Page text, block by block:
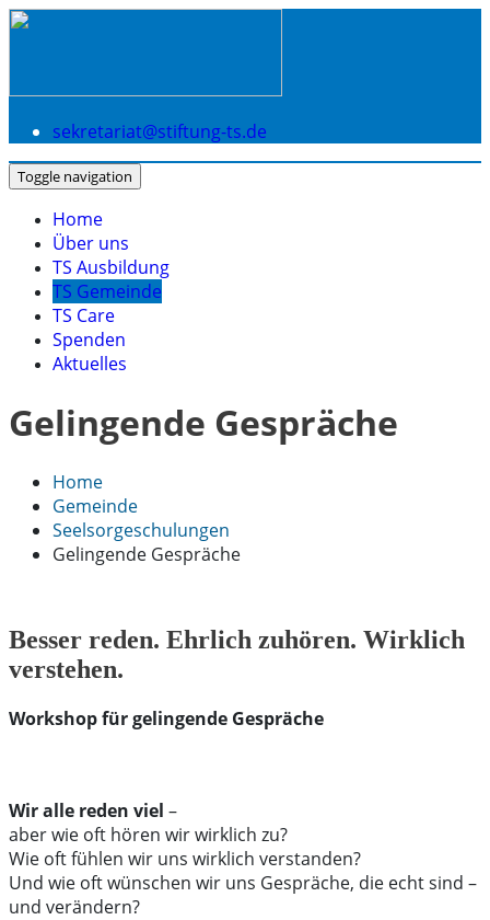
sekretariat@stiftung-ts.de
Toggle navigation
Home
Über uns
TS Ausbildung
TS Gemeinde
TS Care
Spenden
Aktuelles
Gelingende Gespräche
Home
Gemeinde
Seelsorgeschulungen
Gelingende Gespräche
Besser reden. Ehrlich zuhören. Wirklich
verstehen.
Workshop für gelingende Gespräche
Wir alle reden viel –
aber wie oft hören wir wirklich zu?
Wie oft fühlen wir uns wirklich verstanden?
Und wie oft wünschen wir uns Gespräche, die echt sind –
und verändern?